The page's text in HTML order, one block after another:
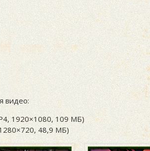
видео:
1920×1080, 109 МБ)
48,9 МБ)